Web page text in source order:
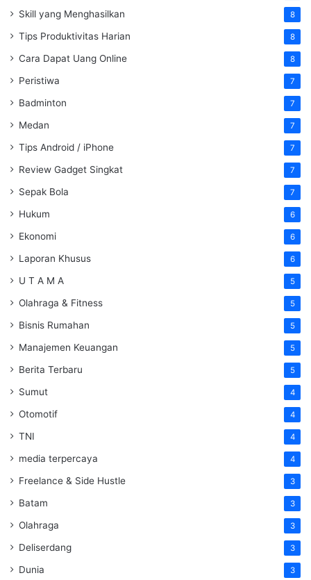
Skill yang Menghasilkan 8
Tips Produktivitas Harian 8
Cara Dapat Uang Online 8
Peristiwa 7
Badminton 7
Medan 7
Tips Android / iPhone 7
Review Gadget Singkat 7
Sepak Bola 7
Hukum 6
Ekonomi 6
Laporan Khusus 6
U T A M A 5
Olahraga & Fitness 5
Bisnis Rumahan 5
Manajemen Keuangan 5
Berita Terbaru 5
Sumut 4
Otomotif 4
TNI 4
media terpercaya 4
Freelance & Side Hustle 3
Batam 3
Olahraga 3
Deliserdang 3
Dunia 3